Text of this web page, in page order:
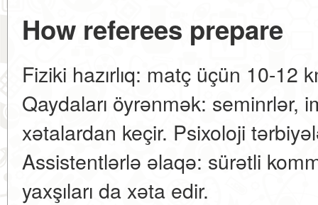
How referees prepare
Fiziki hazırlıq: matç üçün 10-12
Qaydaları öyrənmək: seminrlər,
xətalardan keçir. Psixoloji
Assistentlərlə əlaqə: sürətli
yaxşıları da xəta edir.